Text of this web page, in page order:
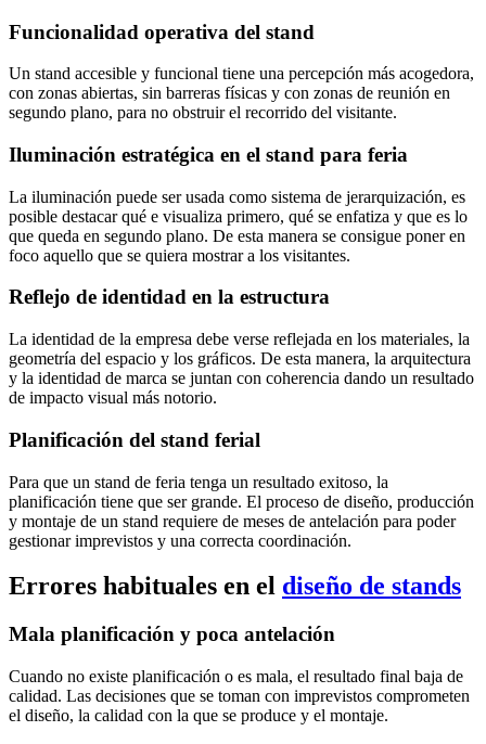
Funcionalidad operativa del stand
Un stand accesible y funcional tiene una percepción más acogedora,
con zonas abiertas, sin barreras físicas y con zonas de reunión en
segundo plano, para no obstruir el recorrido del visitante.
Iluminación estratégica en el stand para feria
La iluminación puede ser usada como sistema de jerarquización, es
posible destacar qué e visualiza primero, qué se enfatiza y que es lo
que queda en segundo plano. De esta manera se consigue poner en
foco aquello que se quiera mostrar a los visitantes.
Reflejo de identidad en la estructura
La identidad de la empresa debe verse reflejada en los materiales, la
geometría del espacio y los gráficos. De esta manera, la arquitectura
y la identidad de marca se juntan con coherencia dando un resultado
de impacto visual más notorio.
Planificación del stand ferial
Para que un stand de feria tenga un resultado exitoso, la
planificación tiene que ser grande. El proceso de diseño, producción
y montaje de un stand requiere de meses de antelación para poder
gestionar imprevistos y una correcta coordinación.
Errores habituales en el diseño de stands
Mala planificación y poca antelación
Cuando no existe planificación o es mala, el resultado final baja de
calidad. Las decisiones que se toman con imprevistos comprometen
el diseño, la calidad con la que se produce y el montaje.